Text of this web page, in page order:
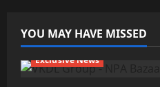
YOU MAY HAVE MISSED
Exclusive News